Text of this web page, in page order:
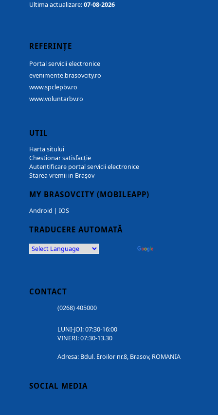
Ultima actualizare:07-08-2026
REFERINȚE
Portal servicii electronice
evenimente.brasovcity.ro
www.spclepbv.ro
www.voluntarbv.ro
UTIL
Harta sitului
Chestionar satisfacție
Autentificare portal servicii electronice
Starea vremii in Brașov
MY BRASOVCITY (MOBILEAPP)
Android | IOS
TRADUCERE AUTOMATĂ
CONTACT
(0268) 405000
LUNI-JOI: 07:30-16:00
VINERI: 07:30-13.30
Adresa: Bdul. Eroilor nr.8, Brasov, ROMANIA
SOCIAL MEDIA